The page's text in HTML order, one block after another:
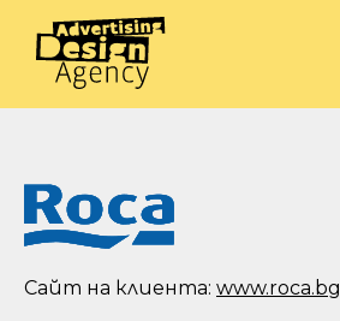
Сайт на клиента: www.roca.bg